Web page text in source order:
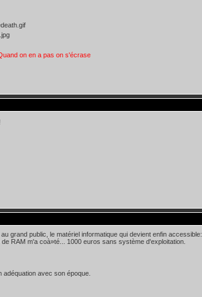
on en a pas on s'écrase
grand public, le matériel informatique qui devient enfin accessible:
RAM m'a coà»té... 1000 euros sans système d'exploitation.
avec son époque.